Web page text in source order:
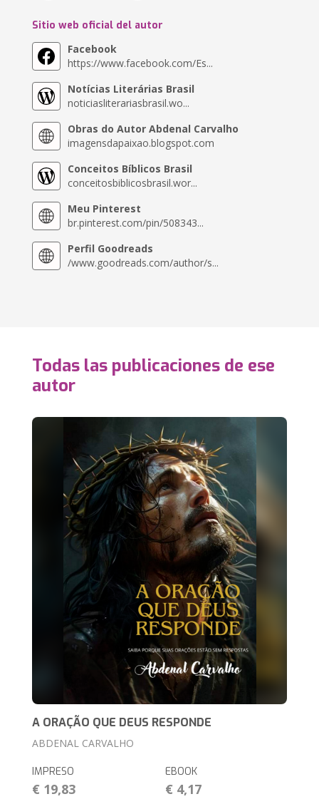
Sitio web oficial del autor
Facebook
https://www.facebook.com/Es...
Notícias Literárias Brasil
noticiasliterariasbrasil.wo...
Obras do Autor Abdenal Carvalho
imagensdapaixao.blogspot.com
Conceitos Bíblicos Brasil
conceitosbiblicosbrasil.wor...
Meu Pinterest
br.pinterest.com/pin/508343...
Perfil Goodreads
/www.goodreads.com/author/s...
Todas las publicaciones de ese
autor
A ORAÇÃO QUE DEUS RESPONDE
ABDENAL CARVALHO
IMPRESO
€ 19,83
EBOOK
€ 4,17